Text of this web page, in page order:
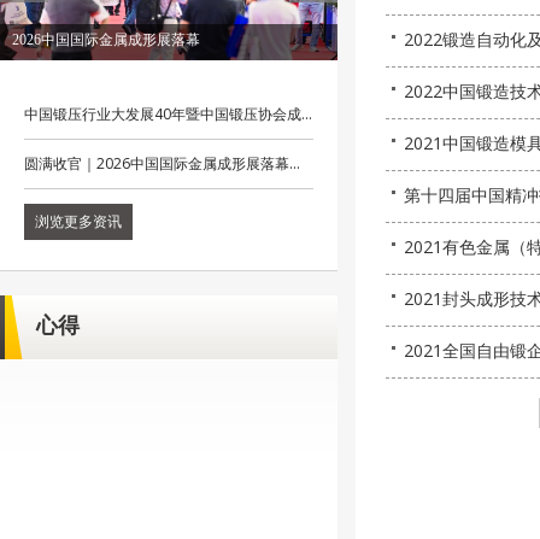
2026锻造大会圆满落幕
中国锻压行业大发展40年暨中国锻压协会成...
圆满收官｜2026中国国际金属成形展落幕...
浏览更多资讯
心得
2022锻造自动化
2022中国锻造技
2021中国锻造模
第十四届中国精
2021有色金属（
2021封头成形技
2021全国自由锻